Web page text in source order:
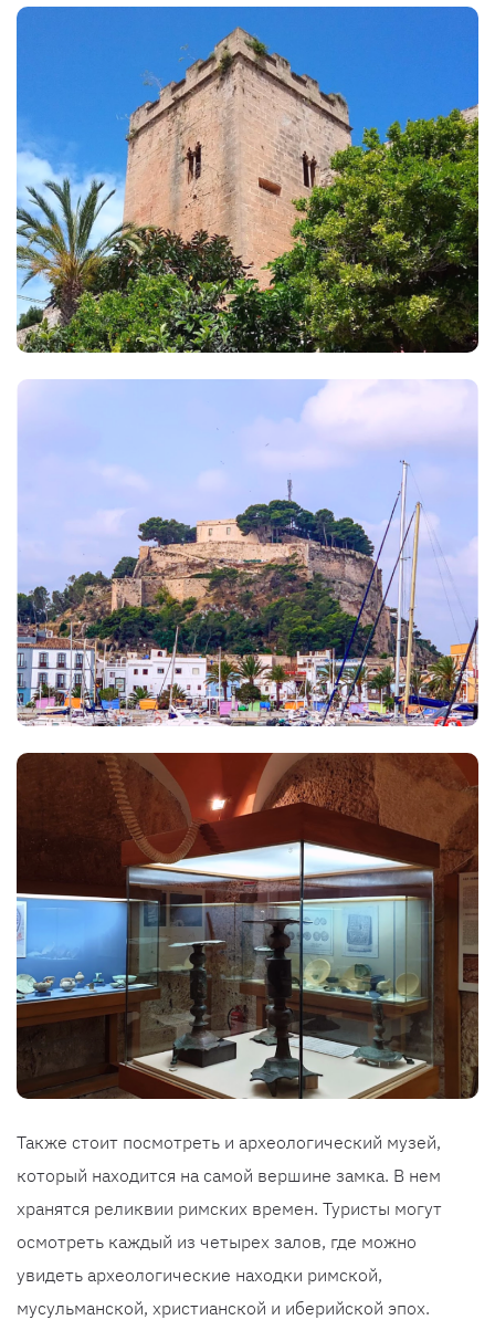
Также стоит посмотреть и археологический музей,
который находится на самой вершине замка. В нем
хранятся реликвии римских времен. Туристы могут
осмотреть каждый из четырех залов, где можно
увидеть археологические находки римской,
мусульманской, христианской и иберийской эпох.